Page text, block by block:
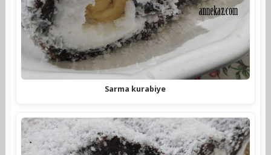
Sarma kurabiye